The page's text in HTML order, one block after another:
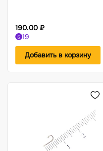
190.00 ₽
Б 19
Добавить в корзину